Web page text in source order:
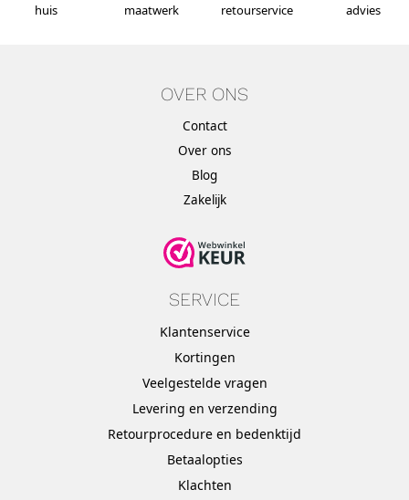
huis
maatwerk
retourservice
advies
OVER ONS
Contact
Over ons
Blog
Zakelijk
SERVICE
Klantenservice
Kortingen
Veelgestelde vragen
Levering en verzending
Retourprocedure en bedenktijd
Betaalopties
Klachten